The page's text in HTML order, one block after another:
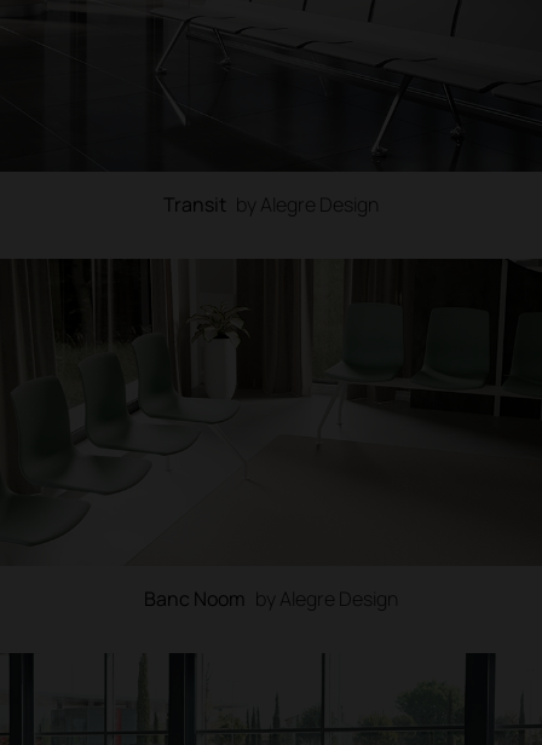
Transit by Alegre Design
Banc Noom by Alegre Design